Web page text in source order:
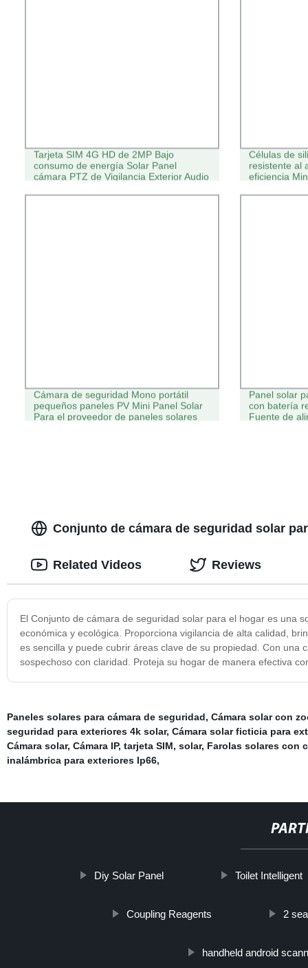
Tarjeta SIM 4G HD de 2MP Bajo
consumo de energía Solar Panel
cámara PTZ de Vigilancia Exterior Audio
Células de
resistente al
eficiencia
para cámara
Cámara de seguridad Mono portátil
pequeños paneles PV Mini Panel Solar
Para el proveedor de paneles solares
Panel solar
con batería
Fuente de
Conjunto de cámara de seguridad solar
El Conjunto de cámara de seguridad solar para el hogar es una
económica y ecológica. Proporciona vigilancia de alta calidad,
es sencilla y puede cubrir áreas clave de su propiedad. Con
sospechoso con claridad. Proteja su hogar de manera efectiva
Related Videos Reviews
Paneles solares para cámara de seguridad, Cámara solar con
seguridad para exteriores 4k solar, Cámara solar ficticia para
Cámara solar, Cámara IP, tarjeta SIM, solar, Farolas solares con
inalámbrica para exteriores Ip66,
Diy Solar Panel Toilet Intelligent
Coupling Reagents 2
handheld android